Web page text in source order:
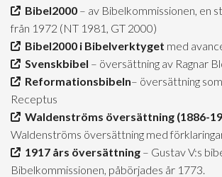
Bibel2000 – av Bibelkommissionen, en
från 1972 (NT 1981, GT 2000)
Bibel2000 i Bibelverktyget med
Svenskbibel – översättning av Ragnar
Reformationsbibeln– översättning
Receptus
Waldenströms översättning (1886-
Waldenströms översättning med
1917 års översättning – Gustav V:s
Bibelkommissionen, påbörjades år 1773.